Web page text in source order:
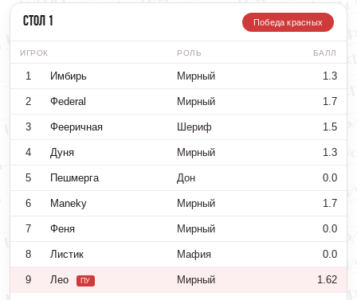
Стол 1 Победа красных
ИГРОК РОЛЬ БАЛЛ
1 Имбирь Мирный 1.3
2 Фederal Мирный 1.7
3 Фееричная Шериф 1.5
4 Дуня Мирный 1.3
5 Пешмерга Дон 0.0
6 Maneky Мирный 1.7
7 Феня Мирный 0.0
8 Листик Мафия 0.0
9 Лео ПУ Мирный 1.62